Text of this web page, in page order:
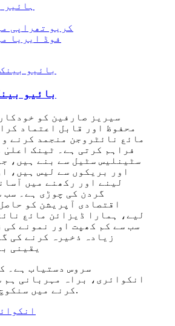
ہائیر
کریو تھراپی
فوڈ ایریا
بائیو
محفوظ اور قابل اعتماد
مائع نائٹروجن منجمد کرنے
فراہم کرتی ہے۔ ٹینک اعلیٰ
سٹینلیس سٹیل سے بنے ہیں،
اور بریکوں سے لیس ہیں،
لینے اور رکھنے میں
گردن کی چوڑی ہے۔ سب
اقتصادی آپریشن کو
لیے، ہمارا ڈیزائن مائع
سب سے کم کھپت اور نمونے کی
زیادہ ذخیرہ کرنے کی
یقینی
انکوائری، براہ مہربانی ہم
کرنے میں سنکوچ نہ کریں.